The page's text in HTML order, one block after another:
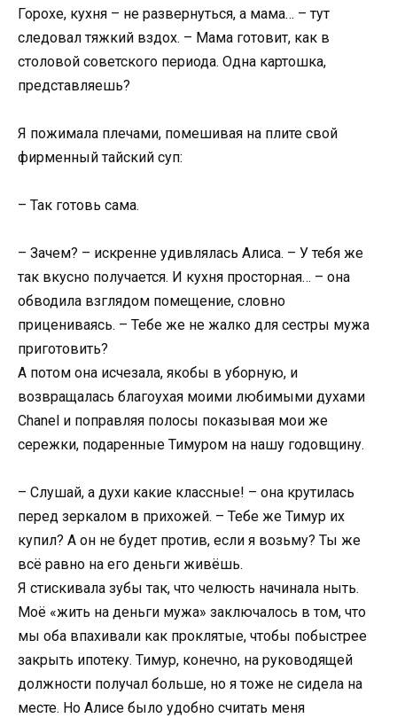
Горохе, кухня – не развернуться, а мама… – тут
следовал тяжкий вздох. – Мама готовит, как в
столовой советского периода. Одна картошка,
представляешь?
Я пожимала плечами, помешивая на плите свой
фирменный тайский суп:
– Так готовь сама.
– Зачем? – искренне удивлялась Алиса. – У тебя же
так вкусно получается. И кухня просторная… – она
обводила взглядом помещение, словно
прицениваясь. – Тебе же не жалко для сестры мужа
приготовить?
А потом она исчезала, якобы в уборную, и
возвращалась благоухая моими любимыми духами
Chanel и поправляя полосы показывая мои же
сережки, подаренные Тимуром на нашу годовщину.
– Слушай, а духи какие классные! – она крутилась
перед зеркалом в прихожей. – Тебе же Тимур их
купил? А он не будет против, если я возьму? Ты же
всё равно на его деньги живёшь.
Я стискивала зубы так, что челюсть начинала ныть.
Моё «жить на деньги мужа» заключалось в том, что
мы оба впахивали как проклятые, чтобы побыстрее
закрыть ипотеку. Тимур, конечно, на руководящей
должности получал больше, но я тоже не сидела на
месте. Но Алисе было удобно считать меня